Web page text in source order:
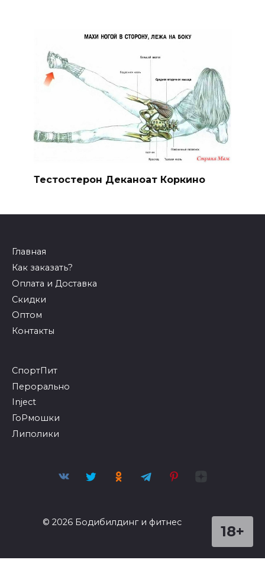
Тестостерон Деканоат Коркино
Главная
Как заказать?
Оплата и Доставка
Скидки
Оптом
Контакты
СпортПит
Перорально
Inject
ГоРмошки
Липолики
18+
© 2026 Бодибилдинг и фитнес